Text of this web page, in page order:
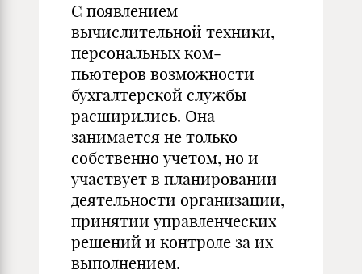
С появлением
вычислительной техники,
персональных ком­
пьютеров возможности
бухгалтерской службы
расширились. Она
занимается не только
собственно учетом, но и
участвует в планировании
деятельности организации,
принятии управ­ленческих
решений и контроле за их
выполнением.